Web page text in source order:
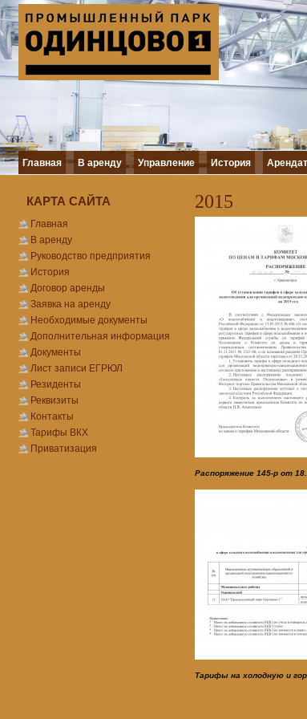
Главная В аренду Управление История
КАРТА САЙТА
Главная
В аренду
Руководство предприятия
История
Договор аренды
Заявка на аренду
Необходимые документы
Дополнительная информация
Документы
Лист записи ЕГРЮЛ
Резиденты
Реквизиты
Контакты
Тарифы ВКХ
Приватизация
2015
Распоряжение 145-р от
Тарифы на холодную и